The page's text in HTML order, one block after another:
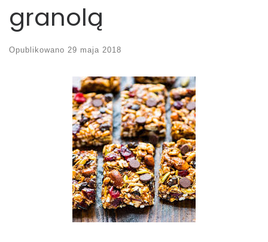
granolą
Opublikowano 29 maja 2018